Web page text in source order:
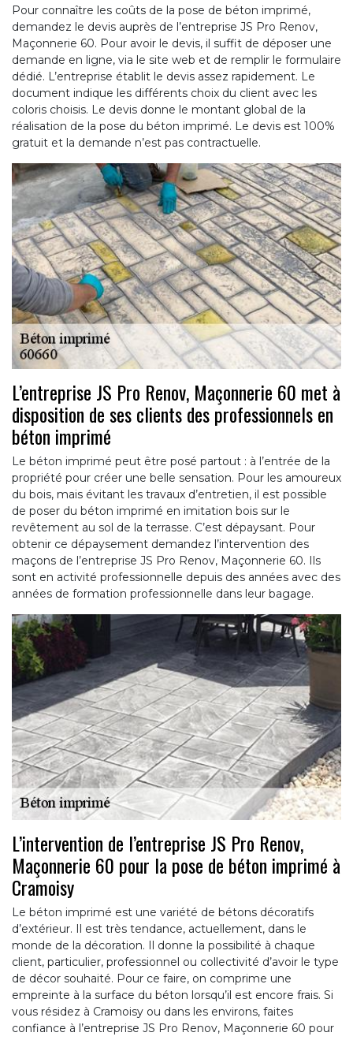
Pour connaître les coûts de la pose de béton imprimé,
demandez le devis auprès de l’entreprise JS Pro Renov,
Maçonnerie 60. Pour avoir le devis, il suffit de déposer une
demande en ligne, via le site web et de remplir le formulaire
dédié. L’entreprise établit le devis assez rapidement. Le
document indique les différents choix du client avec les
coloris choisis. Le devis donne le montant global de la
réalisation de la pose du béton imprimé. Le devis est 100%
gratuit et la demande n’est pas contractuelle.
L’entreprise JS Pro Renov, Maçonnerie 60 met à
disposition de ses clients des professionnels en
béton imprimé
Le béton imprimé peut être posé partout : à l’entrée de la
propriété pour créer une belle sensation. Pour les amoureux
du bois, mais évitant les travaux d’entretien, il est possible
de poser du béton imprimé en imitation bois sur le
revêtement au sol de la terrasse. C’est dépaysant. Pour
obtenir ce dépaysement demandez l’intervention des
maçons de l’entreprise JS Pro Renov, Maçonnerie 60. Ils
sont en activité professionnelle depuis des années avec des
années de formation professionnelle dans leur bagage.
L’intervention de l’entreprise JS Pro Renov,
Maçonnerie 60 pour la pose de béton imprimé à
Cramoisy
Le béton imprimé est une variété de bétons décoratifs
d’extérieur. Il est très tendance, actuellement, dans le
monde de la décoration. Il donne la possibilité à chaque
client, particulier, professionnel ou collectivité d’avoir le type
de décor souhaité. Pour ce faire, on comprime une
empreinte à la surface du béton lorsqu’il est encore frais. Si
vous résidez à Cramoisy ou dans les environs, faites
confiance à l’entreprise JS Pro Renov, Maçonnerie 60 pour